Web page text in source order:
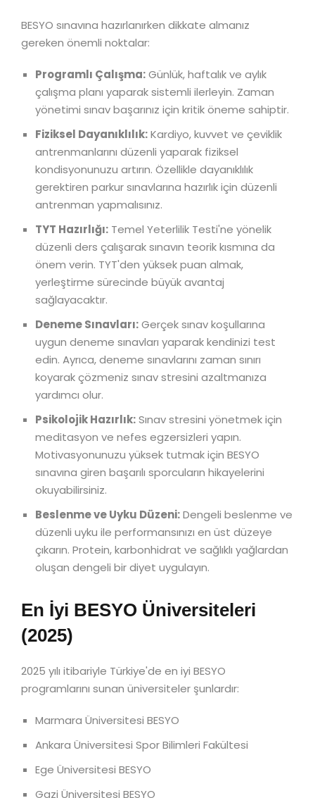
BESYO sınavına hazırlanırken dikkate almanız
gereken önemli noktalar:
Programlı Çalışma:Günlük, haftalık ve aylık
çalışma planı yaparak sistemli ilerleyin. Zaman
yönetimi sınav başarınız için kritik öneme sahiptir.
Fiziksel Dayanıklılık:Kardiyo, kuvvet ve çeviklik
antrenmanlarını düzenli yaparak fiziksel
kondisyonunuzu artırın. Özellikle dayanıklılık
gerektiren parkur sınavlarına hazırlık için düzenli
antrenman yapmalısınız.
TYT Hazırlığı: Temel Yeterlilik Testi'ne yönelik
düzenli ders çalışarak sınavın teorik kısmına da
önem verin. TYT'den yüksek puan almak,
yerleştirme sürecinde büyük avantaj
sağlayacaktır.
Deneme Sınavları:Gerçek sınav koşullarına
uygun deneme sınavları yaparak kendinizi test
edin. Ayrıca, deneme sınavlarını zaman sınırı
koyarak çözmeniz sınav stresini azaltmanıza
yardımcı olur.
Psikolojik Hazırlık:Sınav stresini yönetmek için
meditasyon ve nefes egzersizleri yapın.
Motivasyonunuzu yüksek tutmak için BESYO
sınavına giren başarılı sporcuların hikayelerini
okuyabilirsiniz.
Beslenme ve Uyku Düzeni:Dengeli beslenme ve
düzenli uyku ile performansınızı en üst düzeye
çıkarın. Protein, karbonhidrat ve sağlıklı yağlardan
oluşan dengeli bir diyet uygulayın.
En İyi BESYO Üniversiteleri
(2025)
2025 yılı itibariyle Türkiye'de en iyi BESYO
programlarını sunan üniversiteler şunlardır:
Marmara Üniversitesi BESYO
Ankara Üniversitesi Spor Bilimleri Fakültesi
Ege Üniversitesi BESYO
Gazi Üniversitesi BESYO